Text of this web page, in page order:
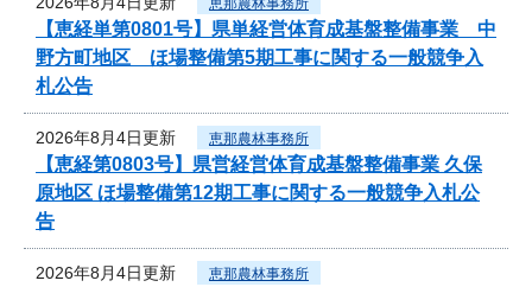
恵那農林事務所
【恵経単第0801号】県単経営体育成基盤整備事業 中
野方町地区 ほ場整備第5期工事に関する一般競争入
札公告
2026年8月4日更新 恵那農林事務所
【恵経第0803号】県営経営体育成基盤整備事業 久保
原地区 ほ場整備第12期工事に関する一般競争入札公
告
2026年8月4日更新 恵那農林事務所